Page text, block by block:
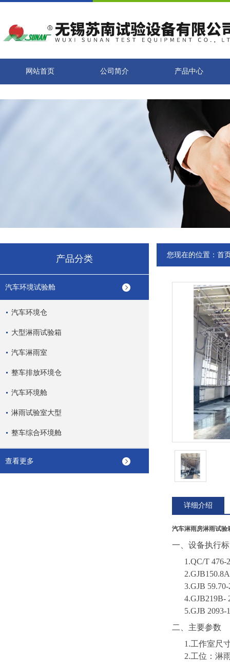
网站首页 公司简介 产品中心
产品分类
汽车环境试验舱
汽车环境仓
大型淋雨试验箱
汽车淋雨室
整车排放环境仓
汽车环境舱
淋雨试验室大型
整车综合环境舱
查看更多
您现在的位置： 首
详细介绍
汽车淋雨房淋雨试验
一、 设备执行
1.QC/T
2.
3.GJB
4.
5.GJB
二、主要参数
1.工作室尺
2.工位：淋